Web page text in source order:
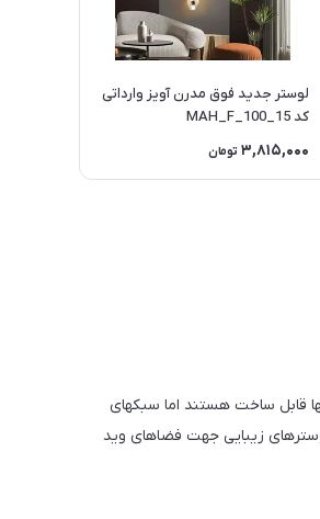
لوستر جدید فوق مدرن آویز وارداتی
کد MAH_F_100_15
3,815,000 تومان
است. لوسترهای فضاهای وید در همه ی سبکها قابل ساخت هستند اما سبکهای
دارند امروزه بیشتز ترند شده اند. بخصوص با ترکیب لوسترهای فوق مدرن (طرح هایی نظیر کد 101) می توان لوسترهای زیبایی جهت فضاهای وید